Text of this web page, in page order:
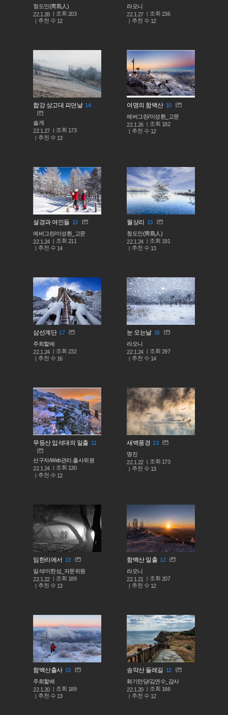
청도인(靑島人)
22.1.28
조회 203
추천 수 12
라오니
22.1.27
조회 236
추천 수 12
합강 상고대 피던날 14
솔개
22.1.27
조회 173
추천 수 13
여명의 함백산 10
에버그린/이성환_고문
22.1.26
조회 182
추천 수 12
설경과 여인들 13
에버그린/이성환_고문
22.1.24
조회 211
추천 수 14
월상리
13
청도인(靑島人)
22.1.24
조회 191
추천 수 13
삼선계단 17
주희할배
22.1.24
조회 232
추천 수 16
눈 오는날 16
라오니
22.1.24
조회 297
추천 수 14
무등산 입석대의 일출 11
선구자/Web관리.출사위원
22.1.24
조회 130
추천 수 12
새벽풍경 13
명진
22.1.22
조회 173
추천 수 13
임한리에서 13
일석/이한성_자문위원
22.1.22
조회 189
추천 수 13
함백산 일출 12
라오니
22.1.21
조회 207
추천 수 12
함백산출사 13
주희할배
22.1.20
조회 189
추천 수 13
송악산 둘레길 12
화기만당/김연수_감사
22.1.20
조회 166
추천 수 12